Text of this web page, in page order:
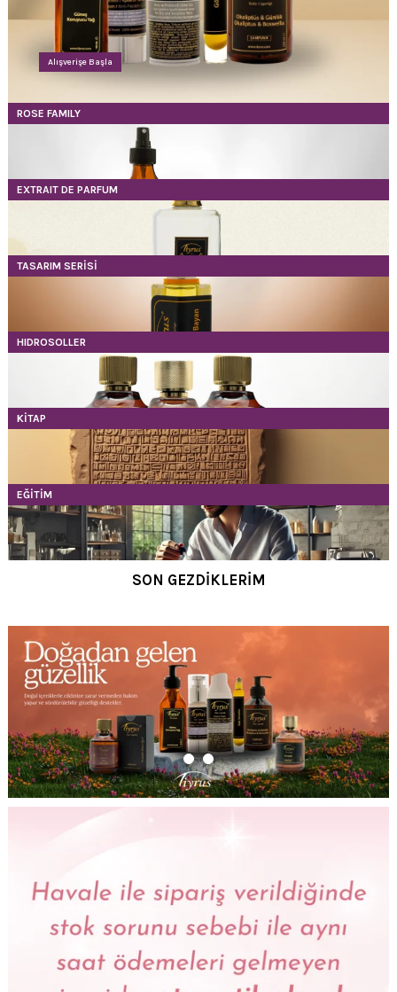
Alışverişe Başla
ROSE FAMILY
EXTRAIT DE PARFUM
TASARIM SERİSİ
HIDROSOLLER
KİTAP
EĞİTİM
SON GEZDİKLERİM